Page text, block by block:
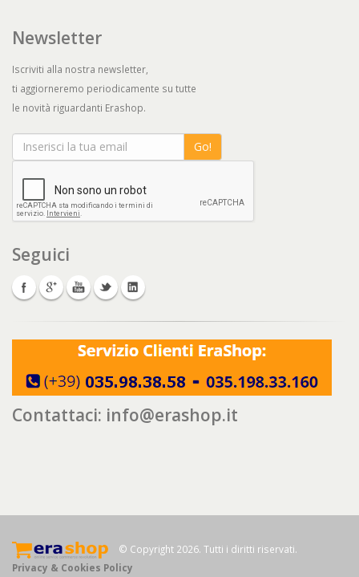
Newsletter
Iscriviti alla nostra newsletter,
ti aggiorneremo periodicamente su tutte
le novità riguardanti Erashop.
Go!
Seguici
Contattaci: info@erashop.it
© Copyright 2026. Tutti i diritti riservati.
Privacy & Cookies Policy